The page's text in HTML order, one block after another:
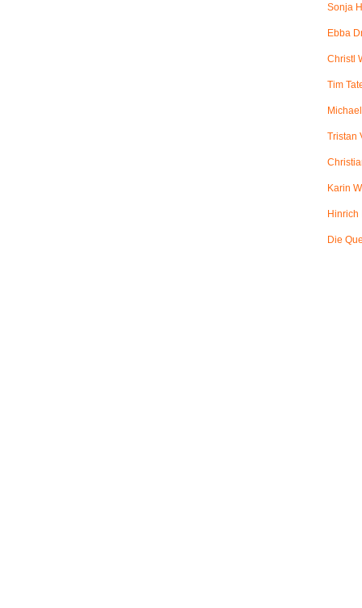
Sonja
Ebba
Christl
Tim
Tristan
Karin
Hinrich
Die